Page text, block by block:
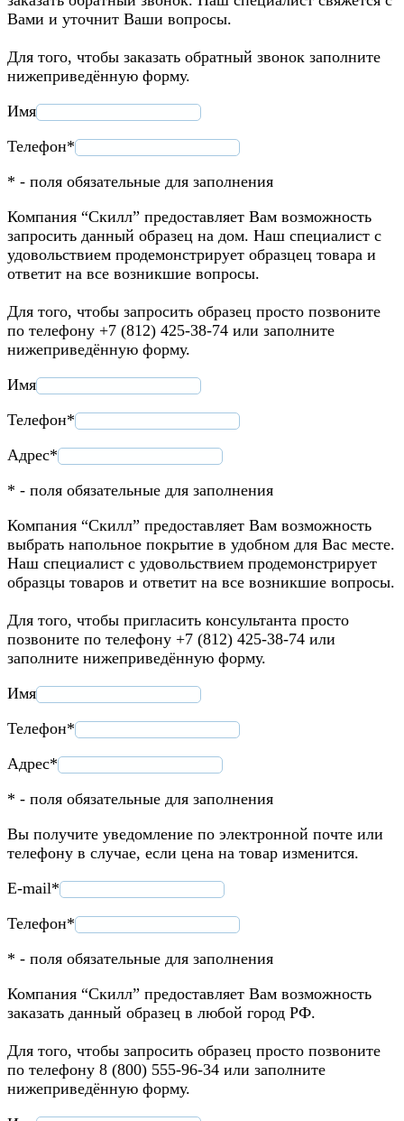
Вами и уточнит Ваши вопросы.
Для того, чтобы заказать обратный звонок заполните
нижеприведённую форму.
Имя
Телефон*
* - поля обязательные для заполнения
Компания “Скилл” предоставляет Вам возможность
запросить данный образец на дом. Наш специалист с
удовольствием продемонстрирует образцец товара и
ответит на все возникшие вопросы.
Для того, чтобы запросить образец просто позвоните
по телефону +7 (812) 425-38-74 или заполните
нижеприведённую форму.
Имя
Телефон*
Адрес*
* - поля обязательные для заполнения
Компания “Скилл” предоставляет Вам возможность
выбрать напольное покрытие в удобном для Вас месте.
Наш специалист с удовольствием продемонстрирует
образцы товаров и ответит на все возникшие вопросы.
Для того, чтобы пригласить консультанта просто
позвоните по телефону +7 (812) 425-38-74 или
заполните нижеприведённую форму.
Имя
Телефон*
Адрес*
* - поля обязательные для заполнения
Вы получите уведомление по электронной почте или
телефону в случае, если цена на товар изменится.
E-mail*
Телефон*
* - поля обязательные для заполнения
Компания “Скилл” предоставляет Вам возможность
заказать данный образец в любой город РФ.
Для того, чтобы запросить образец просто позвоните
по телефону 8 (800) 555-96-34 или заполните
нижеприведённую форму.